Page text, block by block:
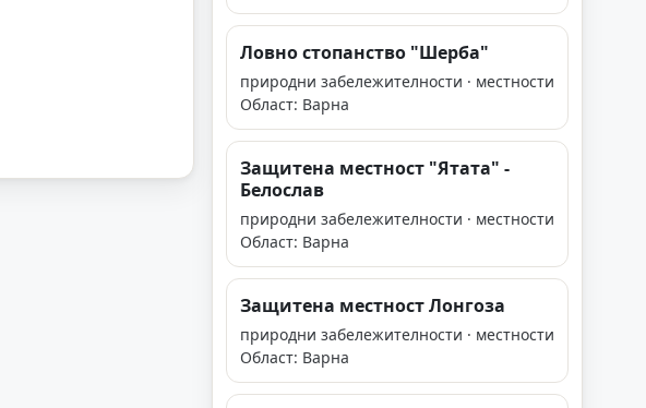
Ловно стопанство "Шерба"
природни забележителности · местности
Област: Варна
Защитена местност "Ятата" -
Белослав
природни забележителности · местности
Област: Варна
Защитена местност Лонгоза
природни забележителности · местности
Област: Варна